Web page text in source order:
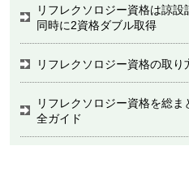
リフレクソロジー資格は諒
同時に2資格ダブル取得
リフレクソロジー資格の取
リフレクソロジー資格を総
全ガイド